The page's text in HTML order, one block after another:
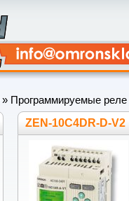
» Программируемые реле
ZEN-10C4DR-D-V2